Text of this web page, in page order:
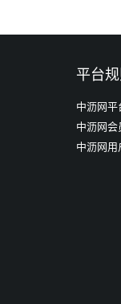
立即购买平台规
中沥网平
中沥网会
中沥网用